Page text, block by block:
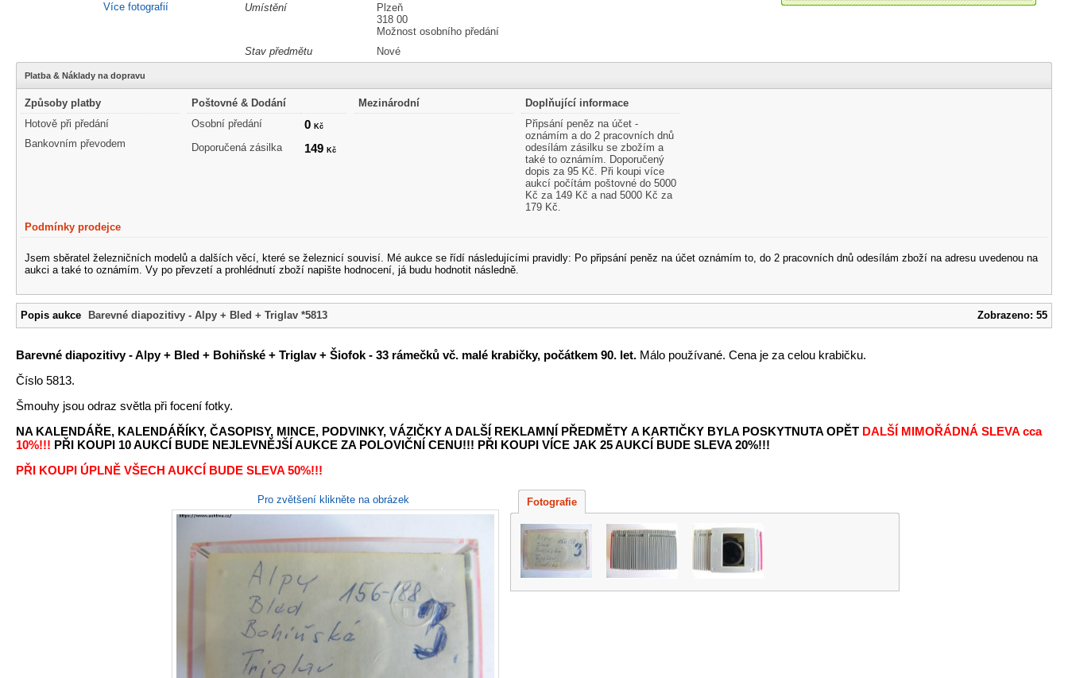
Více fotografií
Umístění
Plzeň
318 00
Možnost osobního předání
Stav předmětu
Nové
Platba & Náklady na dopravu
Způsoby platby
Hotově při předání
Bankovním převodem
Poštovné & Dodání
Osobní předání
0Kč
Doporučená zásilka 149Kč
Mezinárodní
Doplňující informace
Připsání peněz na účet -
oznámím a do 2 pracovních dnů
odesílám zásilku se zbožím a
také to oznámím. Doporučený
dopis za 95 Kč. Při koupi více
aukcí počítám poštovné do 5000
Kč za 149 Kč a nad 5000 Kč za
179 Kč.
Podmínky prodejce
Jsem sběratel železničních modelů a dalších věcí, které se železnicí souvisí. Mé aukce se řídí následujícími pravidly: Po připsání peněz na účet oznámím to, do 2 pracovních dnů odesílám zboží na adresu uvedenou na
aukci a také to oznámím. Vy po převzetí a prohlédnutí zboží napište hodnocení, já budu hodnotit následně.
Popis aukce Barevné diapozitivy - Alpy + Bled + Triglav *5813 Zobrazeno: 55
Barevné diapozitivy - Alpy + Bled + Bohiňské + Triglav + Šiofok - 33 rámečků vč. malé krabičky, počátkem 90. let. Málo používané. Cena je za celou krabičku.
Číslo 5813.
Šmouhy jsou odraz světla při focení fotky.
NA KALENDÁŘE, KALENDÁŘÍKY, ČASOPISY, MINCE, PODVINKY, VÁZIČKY A DALŠÍ REKLAMNÍ PŘEDMĚTY A KARTIČKY BYLA POSKYTNUTA OPĚT DALŠÍ MIMOŘÁDNÁ SLEVAcca
10%!!! PŘI KOUPI 10 AUKCÍ BUDE NEJLEVNĚJŠÍ AUKCE ZA POLOVIČNÍ CENU!!! PŘI KOUPI VÍCE JAK 25 AUKCÍ BUDE SLEVA 20%!!!
PŘI KOUPI ÚPLNĚ VŠECH AUKCÍ BUDE SLEVA 50%!!!
Pro zvětšení klikněte na obrázek Fotografie